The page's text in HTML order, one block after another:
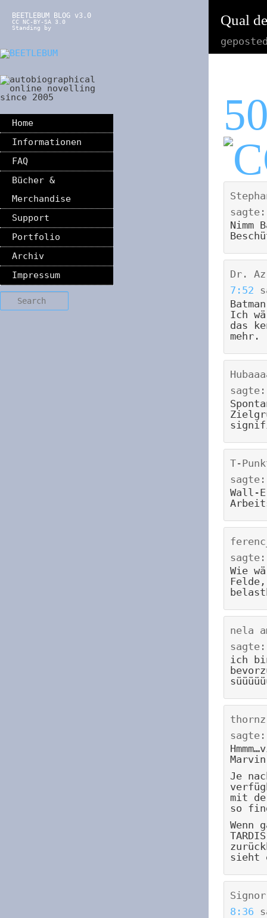
BEETLEBUM BLOG v3.0
CC NC-BY-SA 3.0
Standing by
Home
Informationen
FAQ
Bücher &
Merchandise
Support
Portfolio
Archiv
Impressum
Search
Qual
sagte:
Nimm
Dr.
7:52
Ich
das
sagte:
T-
sagte:
Wall-
sagte:
Wie
nela
sagte:
ich
thornz
sagte:
Je
mit
so
Wenn
sieht
8:36